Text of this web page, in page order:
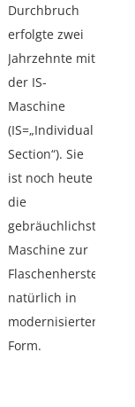
Durchbruch
erfolgte zwei
Jahrzehnte mit
der IS-
Maschine
(IS=„Individual
Section“). Sie
ist noch heute
die
gebräuchlichste
Maschine zur
Flaschenherstellung,
natürlich in
modernisierter
Form.